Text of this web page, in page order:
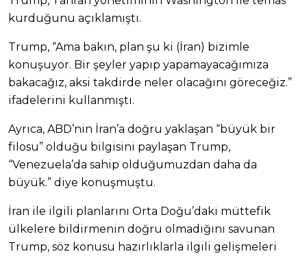
kurduğunu açıklamıştı.
Trump, “Ama bakın, plan şu ki (İran) bizimle
konuşuyor. Bir şeyler yapıp yapamayacağımıza
bakacağız, aksi takdirde neler olacağını göreceğiz.”
ifadelerini kullanmıştı.
Ayrıca, ABD’nin İran’a doğru yaklaşan “büyük bir
filosu” olduğu bilgisini paylaşan Trump,
“Venezuela’da sahip olduğumuzdan daha da
büyük.” diye konuşmuştu.
İran ile ilgili planlarını Orta Doğu’daki müttefik
ülkelere bildirmenin doğru olmadığını savunan
Trump, söz konusu hazırlıklarla ilgili gelişmeleri